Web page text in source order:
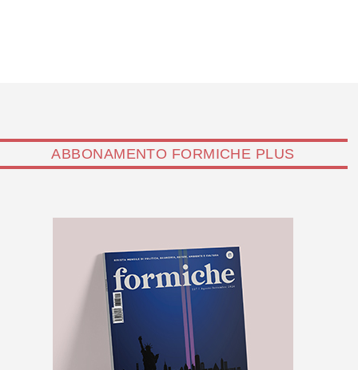
ABBONAMENTO FORMICHE PLUS